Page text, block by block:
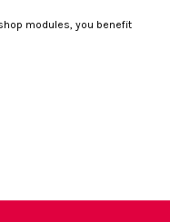
modules, you benefit